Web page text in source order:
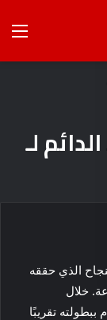
لـ
الذي حققه
في الصناعة. خلال
تقريبًا